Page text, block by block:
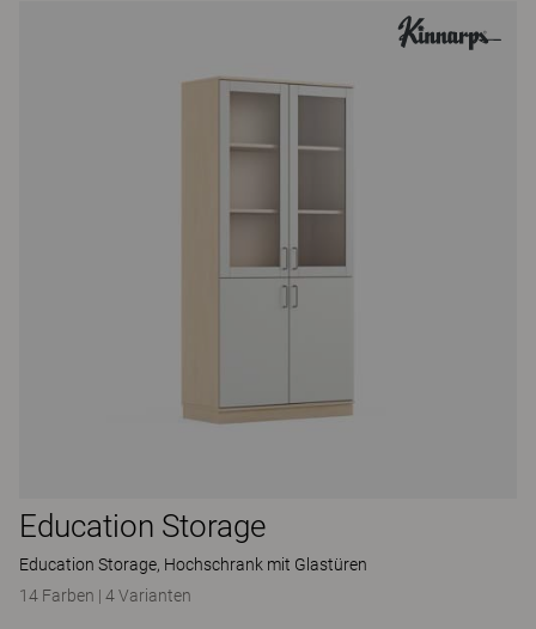
Education Storage
Education Storage, Hochschrank mit Glastüren
14 Farben | 4 Varianten